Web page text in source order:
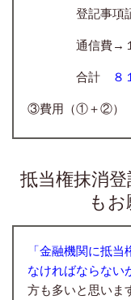
登記事項証
通信費→１
合計 ８
③費用（①＋②）
抵当権抹消
も
「金融機関に抵当
なければならない
方も多いと思いま